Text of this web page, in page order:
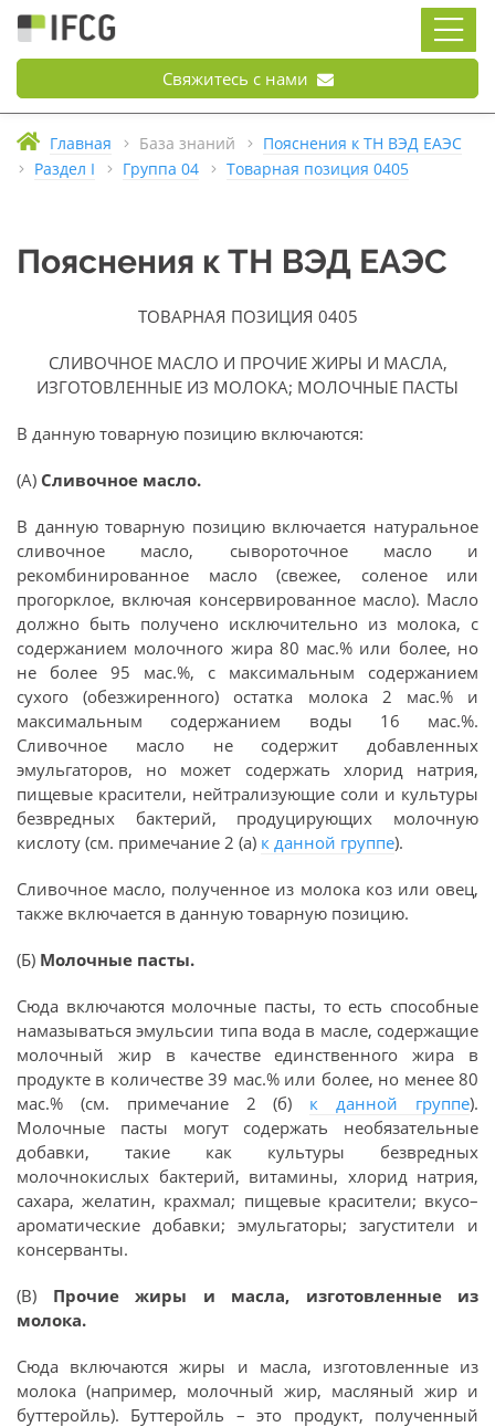
Свяжитесь с нами
Главная База знаний
Пояснения к ТН ВЭД ЕАЭС
Раздел I
Группа 04 Товарная позиция 0405
Пояснения к ТН ВЭД ЕАЭС
ТОВАРНАЯ ПОЗИЦИЯ 0405
СЛИВОЧНОЕ МАСЛО И ПРОЧИЕ ЖИРЫ И МАСЛА,
ИЗГОТОВЛЕННЫЕ ИЗ МОЛОКА; МОЛОЧНЫЕ ПАСТЫ
В данную товарную позицию включаются:
(А) Сливочное масло.
В данную товарную позицию включается натуральное
сливочное масло, сывороточное масло и
рекомбинированное масло (свежее, соленое или
прогорклое, включая консервированное масло). Масло
должно быть получено исключительно из молока, с
содержанием молочного жира 80 мас.% или более, но
не более 95 мас.%, с максимальным содержанием
сухого (обезжиренного) остатка молока 2 мас.% и
максимальным содержанием воды 16 мас.%.
Сливочное масло не содержит добавленных
эмульгаторов, но может содержать хлорид натрия,
пищевые красители, нейтрализующие соли и культуры
безвредных бактерий, продуцирующих молочную
кислоту (см. примечание 2 (а) к данной группе).
Сливочное масло, полученное из молока коз или овец,
также включается в данную товарную позицию.
(Б) Молочные пасты.
Сюда включаются молочные пасты, то есть способные
намазываться эмульсии типа вода в масле, содержащие
молочный жир в качестве единственного жира в
продукте в количестве 39 мас.% или более, но менее 80
мас.% (см. примечание 2 (б) к данной группе).
Молочные пасты могут содержать необязательные
добавки, такие как культуры безвредных
молочнокислых бактерий, витамины, хлорид натрия,
сахара, желатин, крахмал; пищевые красители; вкусо–
ароматические добавки; эмульгаторы; загустители и
консерванты.
(В) Прочие жиры и масла, изготовленные из
молока.
Сюда включаются жиры и масла, изготовленные из
молока (например, молочный жир, масляный жир и
буттеройль). Буттеройль – это продукт, полученный